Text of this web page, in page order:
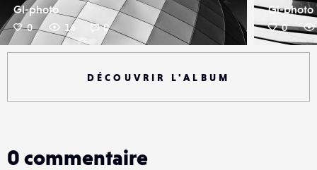
Gl-photo
0 16 0
Gl-photo
0
DÉCOUVRIR L'ALBUM
0 commentaire